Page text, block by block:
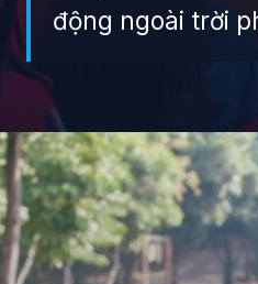
động ngoài trời
Đang mở